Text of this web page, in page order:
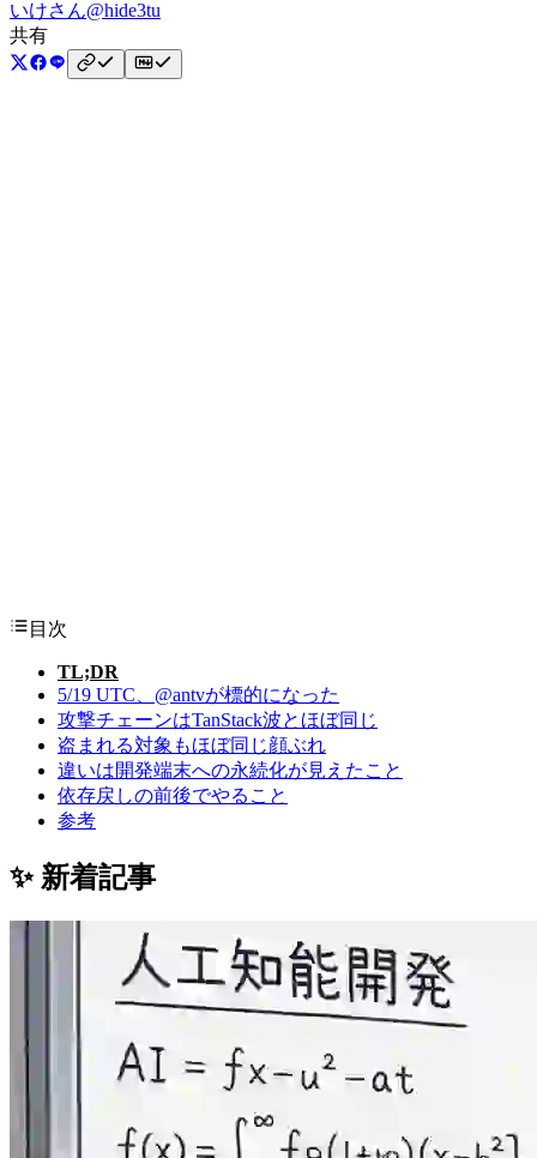
いけさん@hide3tu
共有
目次
TL;DR
5/19 UTC、@antvが標的になった
攻撃チェーンはTanStack波とほぼ同じ
盗まれる対象もほぼ同じ顔ぶれ
違いは開発端末への永続化が見えたこと
依存戻しの前後でやること
参考
✨ 新着記事